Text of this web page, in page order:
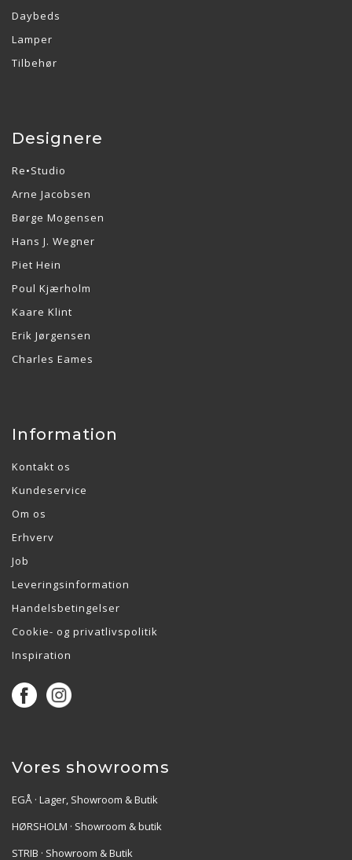
Daybeds
Lamper
Tilbehør
Designere
Re•Studio
Arne Jacobsen
Børge Mogensen
Hans J. Wegner
Piet Hein
Poul Kjærholm
Kaare Klint
Erik Jørgensen
Charles Eames
Information
Kontakt os
Kundeservice
Om os
Erhverv
Job
Leveringsinformation
Handelsbetingelser
Cookie- og privatlivspolitik
Inspiration
Vores showrooms
EGÅ · Lager, Showroom & Butik
HØRSHOLM · Showroom & butik
STRIB · Showroom & Butik